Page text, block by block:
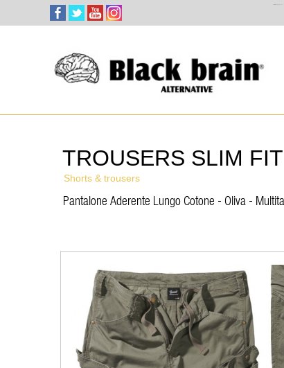
TROUSERS SLIM
Pantalone Aderente Lungo Cotone - Oliva -
Shorts & trousers